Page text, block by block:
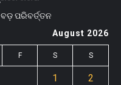
ପରିବର୍ତ୍ତନ
August 2026
F S S
1 2